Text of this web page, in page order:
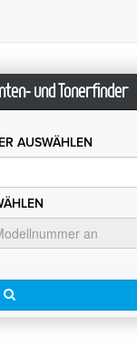
und Tonerfinder
AUSWÄHLEN
an